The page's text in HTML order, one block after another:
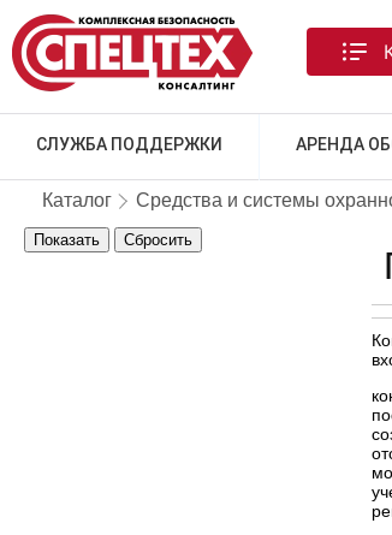
СЛУЖБА ПОДДЕРЖКИ АРЕНДА
Каталог Средства и системы
Показать Сбросить